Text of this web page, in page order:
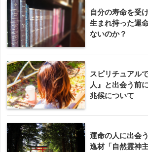
自分の寿命を受
生まれ持った運
ないのか？
スピリチュアル
人』と出会う前
兆候について
運命の人に出会
逸材「自然霊神